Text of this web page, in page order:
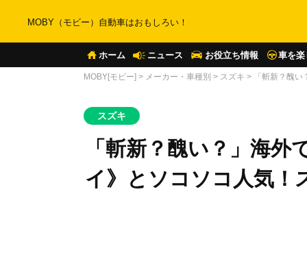
MOBY（モビー）自動車はおもしろい！
ホーム ニュース お役立ち情報 車を楽
MOBY[モビー] > メーカー・車種別 > スズキ > 「斬新？醜
スズキ
「斬新？醜い？」海
イ》とソコソコ人気！